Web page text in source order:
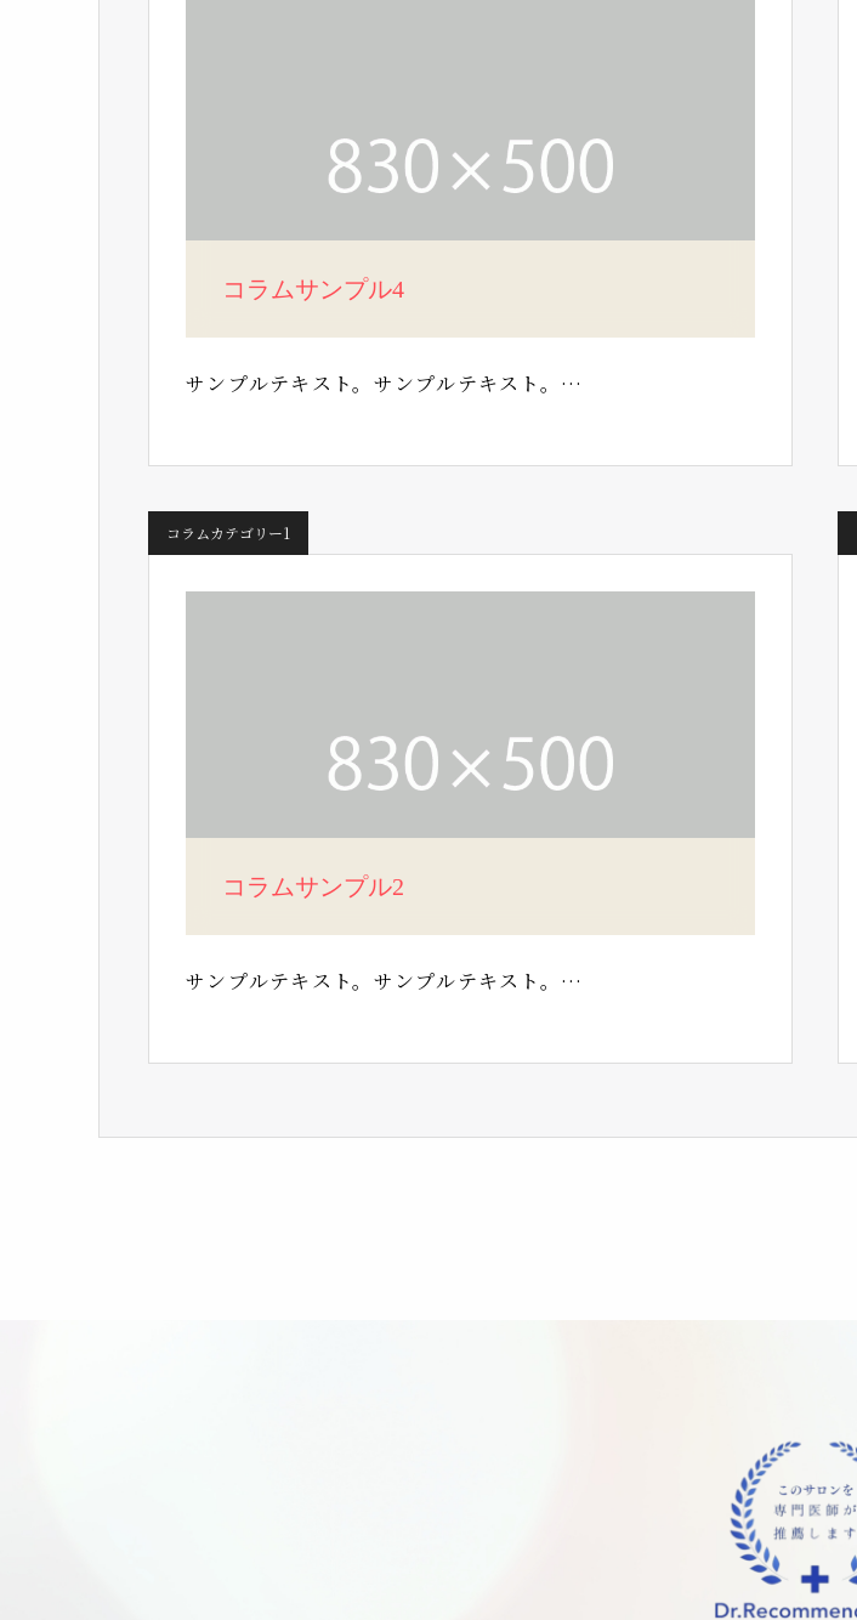
コラムサンプル4
サンプルテキスト。サンプルテキスト。…
コラムカテゴリー1
コラムサンプル2
サンプルテキスト。サンプルテキスト。…